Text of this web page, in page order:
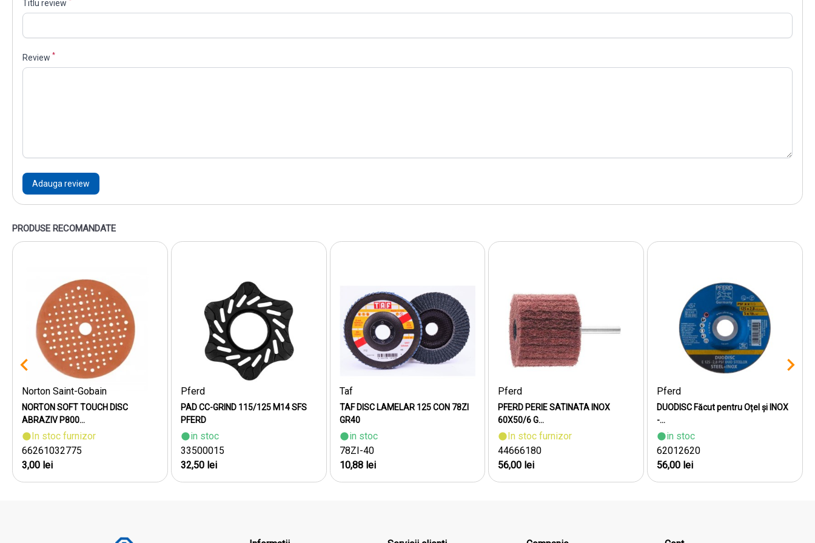
Titlu review
Review *
Adauga review
PRODUSE RECOMANDATE
Norton Saint-Gobain
NORTON SOFT TOUCH DISC
ABRAZIV P800...
In stoc furnizor
66261032775
3,00 lei
Pferd
PAD CC-GRIND 115/125 M14 SFS
PFERD
in stoc
33500015
32,50 lei
Taf
TAF DISC LAMELAR 125 CON 78ZI
GR40
in stoc
78ZI-40
10,88 lei
Pferd
PFERD PERIE SATINATA INOX
60X50/6 G...
In stoc furnizor
44666180
56,00 lei
Pferd
DUODISC Făcut pentru Oțel și INOX
-...
in stoc
62012620
56,00 lei